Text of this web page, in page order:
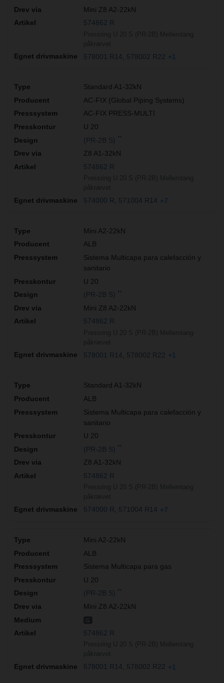
Mini Z8 A2-22kN
574862 R
578001 R14 578002 R22 +1
Standard A1-32kN
AC-FIX (Global Piping Systems)
AC-FIX PRESS-MULTI
U 20
(PR-2B S)
Z8 A1-32kN
574862 R
574000 R 571004 R14 +7
Mini A2-22kN
ALB
Sistema Multicapa para calefacción y
sanitario
U 20
(PR-2B S)
Mini Z8 A2-22kN
574862 R
578001 R14 578002 R22 +1
Standard A1-32kN
ALB
Sistema Multicapa para calefacción y
sanitario
U 20
(PR-2B S)
Z8 A1-32kN
574862 R
574000 R 571004 R14 +7
Mini A2-22kN
ALB
Sistema Multicapa para gas
U 20
(PR-2B S)
Mini Z8 A2-22kN
574862 R
578001 R14 578002 R22 +1